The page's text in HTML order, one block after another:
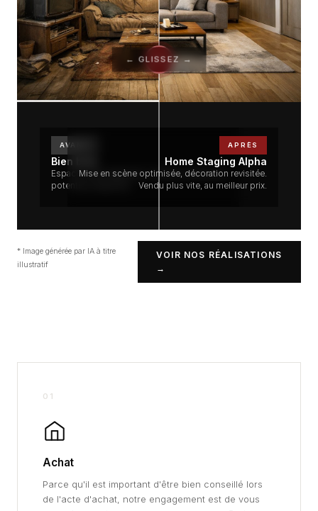
AVANT
Bien brut
Espaces désorganisés, mobilier vieillissant,
potentiel inexploité.
APRÈS
Home Staging Alpha
Mise en scène optimisée, décoration revisitée.
Vendu plus vite, au meilleur prix.
⟷
← GLISSEZ →
* Image générée par IA à titre
illustratif
VOIR NOS RÉALISATIONS
→
01
Achat
Parce qu'il est important d'être bien conseillé lors
de l'acte d'achat, notre engagement est de vous